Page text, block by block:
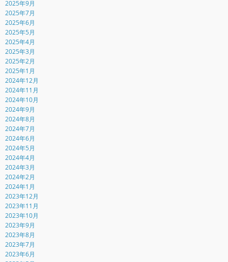
2025年9月
2025年7月
2025年6月
2025年5月
2025年4月
2025年3月
2025年2月
2025年1月
2024年12月
2024年11月
2024年10月
2024年9月
2024年8月
2024年7月
2024年6月
2024年5月
2024年4月
2024年3月
2024年2月
2024年1月
2023年12月
2023年11月
2023年10月
2023年9月
2023年8月
2023年7月
2023年6月